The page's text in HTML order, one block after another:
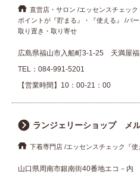
直営店・サロン
エッセンスチェック
ポイントが『貯まる』・『使える』
バ
取り置き・取り寄せ
広島県福山市入船町3-1-25 天満屋
TEL： 084-991-5201
【営業時間】10：00-21：00
ランジェリーショップ メ
下着専門店 エッセンスチェック『使
山口県周南市銀南街40番地エコ－内